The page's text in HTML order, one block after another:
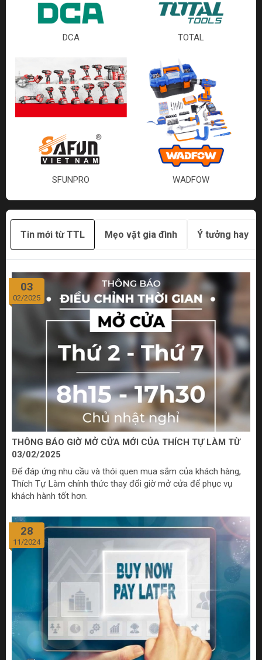
DCA TOTAL
SFUNPRO WADFOW
Tin mới từ TTL Mẹo vặt gia đình Ý tưởng hay
03
02/2025
THÔNG BÁO GIỜ MỞ CỬA MỚI CỦA THÍCH TỰ LÀM TỪ
03/02/2025
Để đáp ứng nhu cầu và thói quen mua sắm của khách hàng,
Thích Tự Làm chính thức thay đổi giờ mở cửa để phục vụ
khách hành tốt hơn.
28
11/2024